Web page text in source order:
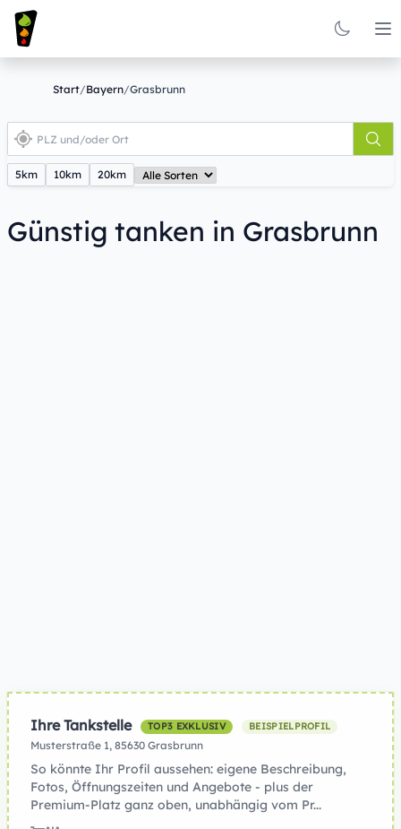
Start/Bayern/Grasbrunn
5km 10km 20km
Günstig tanken in Grasbrunn
Ihre Tankstelle TOP3 EXKLUSIV BEISPIELPROFIL
Musterstraße 1, 85630 Grasbrunn
So könnte Ihr Profil aussehen: eigene Beschreibung,
Fotos, Öffnungszeiten und Angebote - plus der
Premium-Platz ganz oben, unabhängig vom Pr...